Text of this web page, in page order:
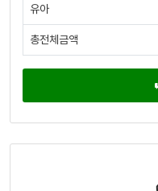
유아
총전체금액